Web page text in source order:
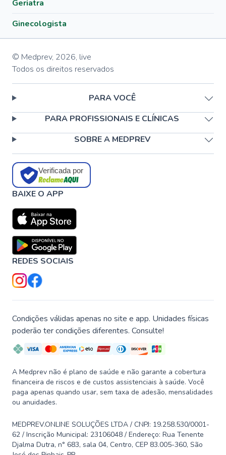
Geriatra
Ginecologista
© Medprev, 2026, live
Todos os direitos reservados
PARA VOCÊ
PARA PROFISSIONAIS E CLÍNICAS
SOBRE A MEDPREV
Verificada por
BAIXE O APP
REDES SOCIAIS
Condições válidas apenas no site e app. Unidades físicas
poderão ter condições diferentes. Consulte!
A Medprev não é plano de saúde e não garante a cobertura
financeira de riscos e de custos assistenciais à saúde. Você
paga apenas quando usar, sem taxa de adesão, mensalidades
ou anuidades.
MEDPREV.ONLINE SOLUÇÕES LTDA / CNPJ: 19.258.530/0001-
62 / Inscrição Municipal: 23106048 / Endereço: Rua Tenente
Djalma Dutra, n° 683, sala 04, Centro, CEP 83.005-360, São